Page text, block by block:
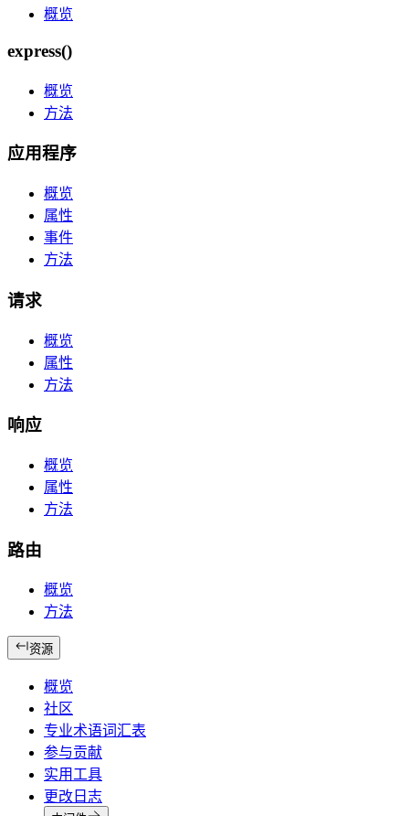
概览
express()
概览
方法
应用程序
概览
属性
事件
方法
请求
概览
属性
方法
响应
概览
属性
方法
路由
概览
方法
资源
概览
社区
专业术语词汇表
参与贡献
实用工具
更改日志